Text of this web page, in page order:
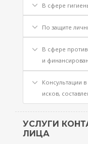
В сфере
По защите
В сфере
и
Консультации
исков,
УСЛУГИ
ЛИЦА